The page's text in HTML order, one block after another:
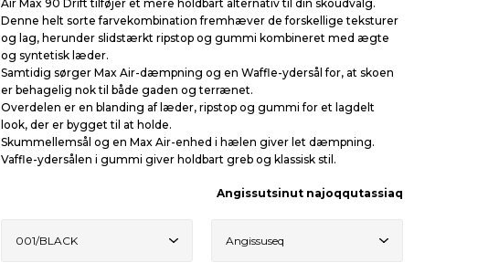
Air Max 90 Drift tilføjer et mere holdbart alternativ til din skoudvalg.
Denne helt sorte farvekombination fremhæver de forskellige teksturer
og lag, herunder slidstærkt ripstop og gummi kombineret med ægte
og syntetisk læder.
Samtidig sørger Max Air-dæmpning og en Waffle-ydersål for, at skoen
er behagelig nok til både gaden og terrænet.
Overdelen er en blanding af læder, ripstop og gummi for et lagdelt
look, der er bygget til at holde.
Skummellemsål og en Max Air-enhed i hælen giver let dæmpning.
Vaffle-ydersålen i gummi giver holdbart greb og klassisk stil.
Angissutsinut najoqqutassiaq